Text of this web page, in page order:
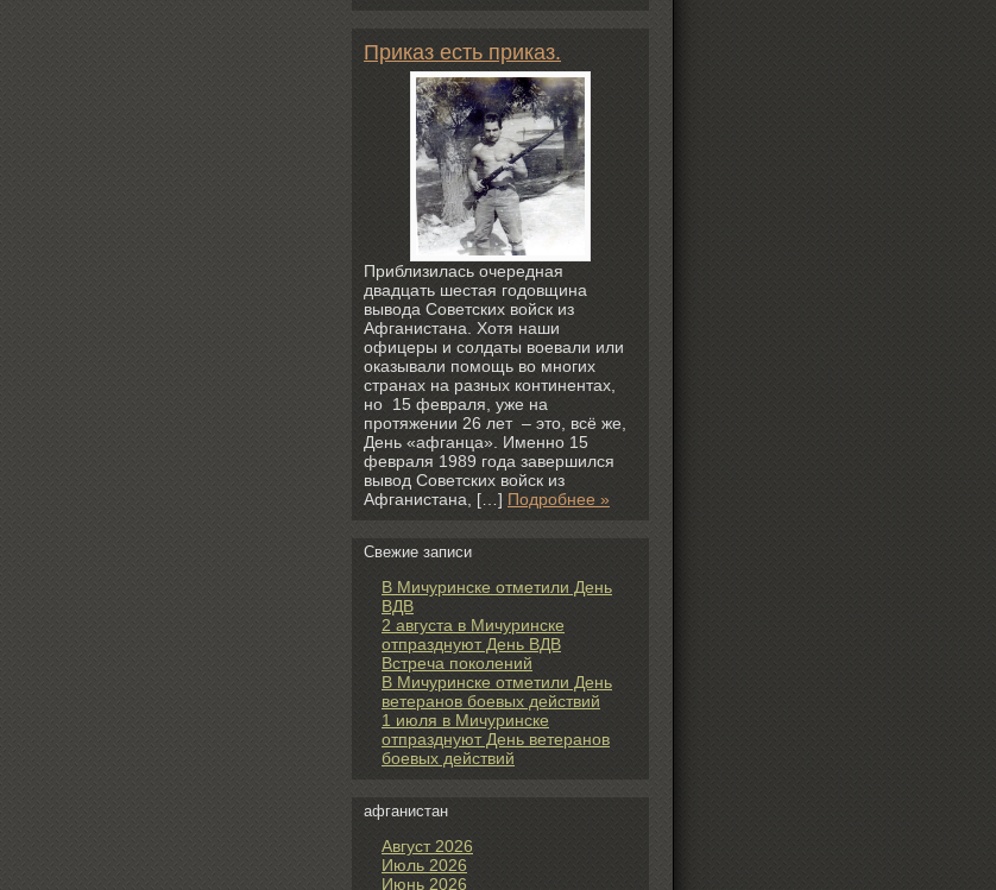
Приказ есть приказ.
Приблизилась очередная
двадцать шестая годовщина
вывода Советских войск из
Афганистана. Хотя наши
офицеры и солдаты воевали или
оказывали помощь во многих
странах на разных континентах,
но 15 февраля, уже на
протяжении 26 лет – это, всё же,
День «афганца». Именно 15
февраля 1989 года завершился
вывод Советских войск из
Афганистана, […] Подробнее »
Свежие записи
В Мичуринске отметили День
ВДВ
2 августа в Мичуринске
отпразднуют День ВДВ
Встреча поколений
В Мичуринске отметили День
ветеранов боевых действий
1 июля в Мичуринске
отпразднуют День ветеранов
боевых действий
афганистан
Август 2026
Июль 2026
Июнь 2026